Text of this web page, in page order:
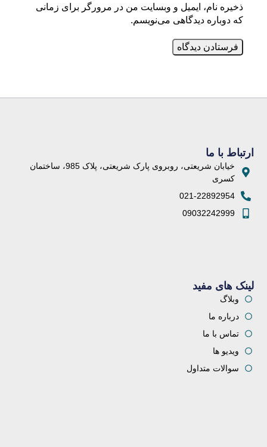
ذخیره نام، ایمیل و وبسایت من در مرورگر برای زمانی
که دوباره دیدگاهی می‌نویسم.
لینک های مفید
وبلاگ
درباره ما
تماس با ما
ویدیو ها
سوالات متداول
ارتباط با ما
خیابان شریعتی، روبروی پارک شریعتی، پلاک 985، ساختمان
کسری
021-22892954
09032242999